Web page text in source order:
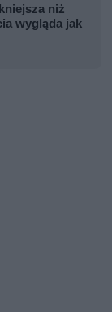
niż
wygląda jak